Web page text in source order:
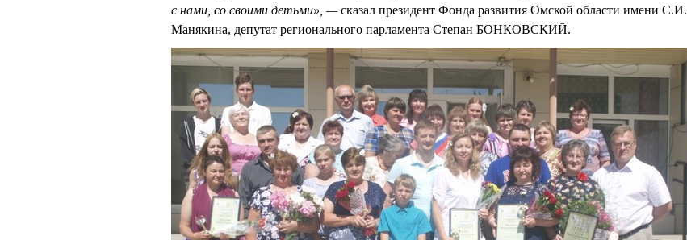
с нами, со своими детьми», —сказал президент Фонда развития Омской области имени С.И.
Манякина, депутат регионального парламента Степан БОНКОВСКИЙ.